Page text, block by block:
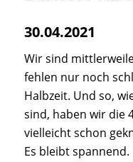
30.04.2021
Wir sind
fehlen nur noch
Halbzeit. Und so,
sind, haben wir die
vielleicht schon
Es bleibt spannend.